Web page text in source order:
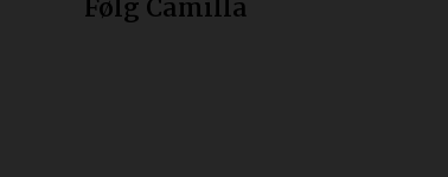
Følg Camilla